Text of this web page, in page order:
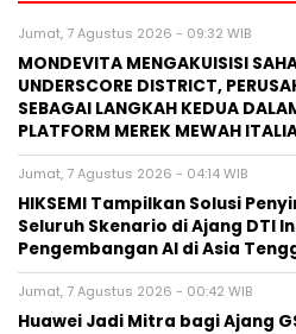
Jumat, 7 Agustus 2026 - 09:32 WIB
MONDEVITA MENGAKUISISI
UNDERSCORE DISTRICT,
SEBAGAI LANGKAH KEDUA
PLATFORM MEREK MEWAH
Jumat, 7 Agustus 2026 - 04:14 WIB
HIKSEMI Tampilkan Solusi
Seluruh Skenario di Ajang DTI
Pengembangan AI di Asia
Jumat, 7 Agustus 2026 - 00:42 WIB
Huawei Jadi Mitra bagi Ajang